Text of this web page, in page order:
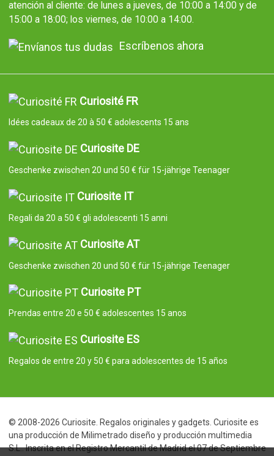
atención al cliente: de lunes a jueves, de 10:00 a 14:00 y de
15:00 a 18:00; los viernes, de 10:00 a 14:00.
Escríbenos ahora
Curiosité FR
Idées cadeaux de 20 à 50 € adolescents 15 ans
Curiosite DE
Geschenke zwischen 20 und 50 € für 15-jährige Teenager
Curiosite IT
Regali da 20 a 50 € gli adolescenti 15 anni
Curiosite AT
Geschenke zwischen 20 und 50 € für 15-jährige Teenager
Curiosite PT
Prendas entre 20 e 50 € adolescentes 15 anos
Curiosite ES
Regalos de entre 20 y 50 € para adolescentes de 15 años
© 2008-2026 Curiosite. Regalos originales y gadgets. Curiosite es
una producción de Milimetrado diseño y producción multimedia
S.L.. Inscrita en el Registro Mercantil de Madrid el 07 de Septiembre